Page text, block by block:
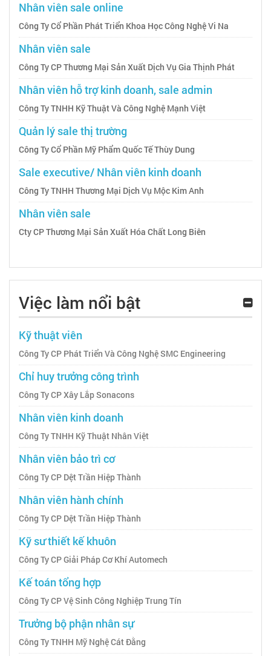
Nhân viên sale online
Công Ty Cổ Phần Phát Triển Khoa Học Công Nghệ Vi Na
Nhân viên sale
Công Ty CP Thương Mại Sản Xuất Dịch Vụ Gia Thịnh Phát
Nhân viên hỗ trợ kinh doanh, sale admin
Công Ty TNHH Kỹ Thuật Và Công Nghệ Mạnh Việt
Quản lý sale thị trường
Công Ty Cổ Phần Mỹ Phẩm Quốc Tế Thùy Dung
Sale executive/ Nhân viên kinh doanh
Công Ty TNHH Thương Mại Dịch Vụ Mộc Kim Anh
Nhân viên sale
Cty CP Thương Mại Sản Xuất Hóa Chất Long Biên
Việc làm nổi bật
Kỹ thuật viên
Công Ty CP Phát Triển Và Công Nghệ SMC Engineering
Chỉ huy trưởng công trình
Công Ty CP Xây Lắp Sonacons
Nhân viên kinh doanh
Công Ty TNHH Kỹ Thuật Nhân Việt
Nhân viên bảo trì cơ
Công Ty CP Dệt Trần Hiệp Thành
Nhân viên hành chính
Công Ty CP Dệt Trần Hiệp Thành
Kỹ sư thiết kế khuôn
Công Ty CP Giải Pháp Cơ Khí Automech
Kế toán tổng hợp
Công Ty CP Vệ Sinh Công Nghiệp Trung Tín
Trưởng bộ phận nhân sự
Công Ty TNHH Mỹ Nghệ Cát Đằng